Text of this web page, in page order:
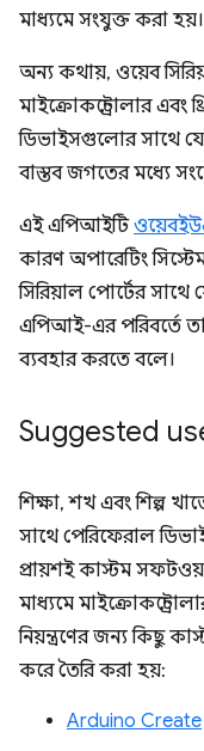
মাধ্যমে সংযুক্ত করা হয়।
অন্য কথায়, ওয়েব
মাইক্রোকন্ট্রোলার এবং
ডিভাইসগুলোর সাথে
বাস্তব জগতের মধ্যে
এই এপিআইটি
কারণ অপারেটিং
সিরিয়াল পোর্টের সাথে
এপিআই-এর পরিবর্তে
ব্যবহার করতে বলে।
Suggested
শিক্ষা, শখ এবং শিল্প
সাথে পেরিফেরাল
প্রায়শই কাস্টম
মাধ্যমে
নিয়ন্ত্রণের জন্য কিছু
করে তৈরি করা হয়:
Arduino Create